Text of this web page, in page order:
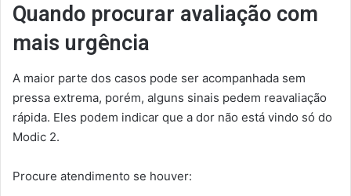
Quando procurar avaliação com
mais urgência
A maior parte dos casos pode ser acompanhada sem
pressa extrema, porém, alguns sinais pedem reavaliação
rápida. Eles podem indicar que a dor não está vindo só do
Modic 2.
Procure atendimento se houver: